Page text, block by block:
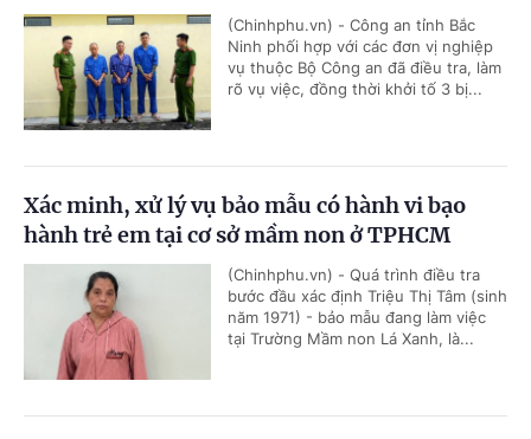
(Chinhphu.vn) - Công an tỉnh Bắc
Ninh phối hợp với các đơn vị nghiệp
vụ thuộc Bộ Công an đã điều tra, làm
rõ vụ việc, đồng thời khởi tố 3 bị...
Xác minh, xử lý vụ bảo mẫu có hành vi bạo
hành trẻ em tại cơ sở mầm non ở TPHCM
(Chinhphu.vn) - Quá trình điều tra
bước đầu xác định Triệu Thị Tâm (sinh
năm 1971) - bảo mẫu đang làm việc
tại Trường Mầm non Lá Xanh, là...